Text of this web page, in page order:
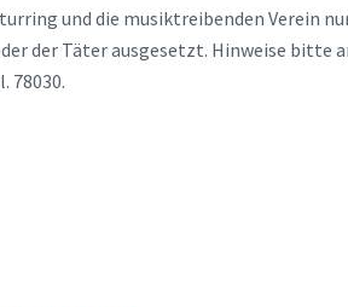
und die musiktreibenden Verein
der Täter ausgesetzt. Hinweise bitte
78030.